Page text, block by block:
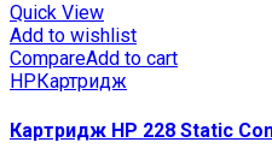
Quick View
Add to wishlist
CompareAdd to cart
HP Картридж
Картридж HP 228 Static